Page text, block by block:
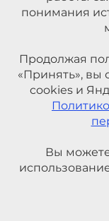
понимания
Продолжая
«Принять», вы
cookies и
Вы